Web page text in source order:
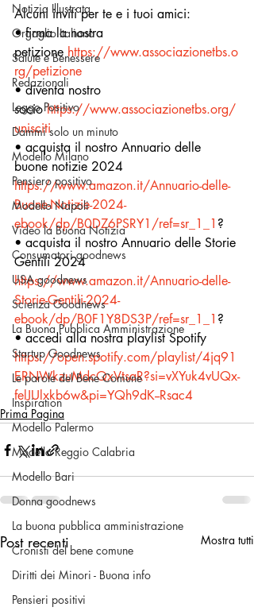
Notizia Illustrata
Orgoglio Italiano
Salute e Benessere
Redazionali
Leggo Positivo
Dammi solo un minuto
Modello Milano
Pensiero positivo
Modello Napoli
Video la Buona Notizia
Consumatori goodnews
USA goodnews
Scienza Goodnews
La Buona Pubblica Amministrazione
Startup Goodnews
Le parole del Bene Comune
Inspiration
Modello Palermo
Modello Reggio Calabria
Modello Bari
Donna goodnews
La buona pubblica amministrazione
Cronisti del bene comune
Diritti dei Minori - Buona info
Pensieri positivi
Alcuni inviti per te e i tuoi amici:
• firma la nostra
petizione https://www.associazionetbs.o
rg/petizione
• diventa nostro
socio https://www.associazionetbs.org/
unisciti
• acquista il nostro Annuario delle
buone notizie 2024
https://www.amazon.it/Annuario-delle-
Buone-Notizie-2024-
ebook/dp/B0DZ6PSRY1/ref=sr_1_1 ?
• acquista il nostro Annuario delle Storie
Gentili 2024
https://www.amazon.it/Annuario-delle-
Storie-Gentili-2024-
ebook/dp/B0F1Y8DS3P/ref=sr_1_1 ?
• accedi alla nostra playlist Spotify
https://open.spotify.com/playlist/4jq91
ERNWkzuMdcQxVtsaR?si=vXYuk4vUQx-
felJUlxkb6w&pi=YQh9dK--Rsac4
Prima Pagina
Post recenti Mostra tutti